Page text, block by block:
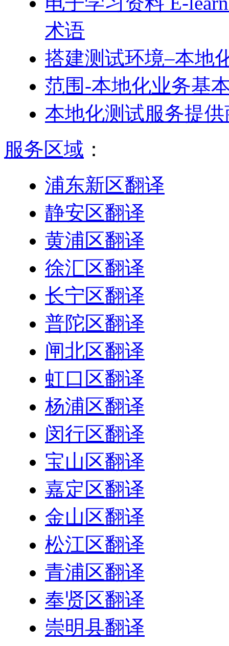
术语
搭建测试环境–本地
范围-本地化业务基
本地化测试服务提
服务区域 ：
浦东新区翻译
静安区翻译
黄浦区翻译
徐汇区翻译
长宁区翻译
普陀区翻译
闸北区翻译
虹口区翻译
杨浦区翻译
闵行区翻译
宝山区翻译
嘉定区翻译
金山区翻译
松江区翻译
青浦区翻译
奉贤区翻译
崇明县翻译